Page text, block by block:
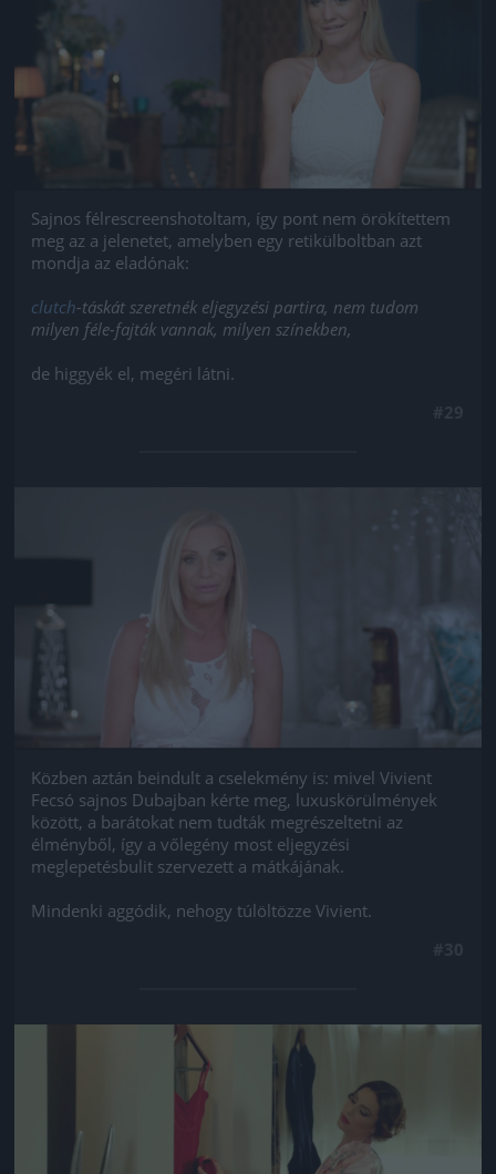
Sajnos félrescreenshotoltam, így pont nem örökítettem
meg az a jelenetet, amelyben egy retikülboltban azt
mondja az eladónak:
clutch-táskát szeretnék eljegyzési partira, nem tudom
milyen féle-fajták vannak, milyen színekben,
de higgyék el, megéri látni.
Közben aztán beindult a cselekmény is: mivel Vivient
Fecsó sajnos Dubajban kérte meg, luxuskörülmények
között, a barátokat nem tudták megrészeltetni az
élményből, így a vőlegény most eljegyzési
meglepetésbulit szervezett a mátkájának.
Mindenki aggódik, nehogy túlöltözze Vivient.
Jön még kép!